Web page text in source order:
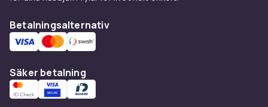
väggbrytare, tryckknappar och
automatsäkringar, så att du enkelt kan hitta
den perfekta lösningen för ditt projekt.
kunder det bästa urvalet av kvalitetsprodukter
på ett pålitligt och bekvämt sätt. Se alla
produkter och hitta den elektriska brytaren
Betalningsalternativ
Säker betalning